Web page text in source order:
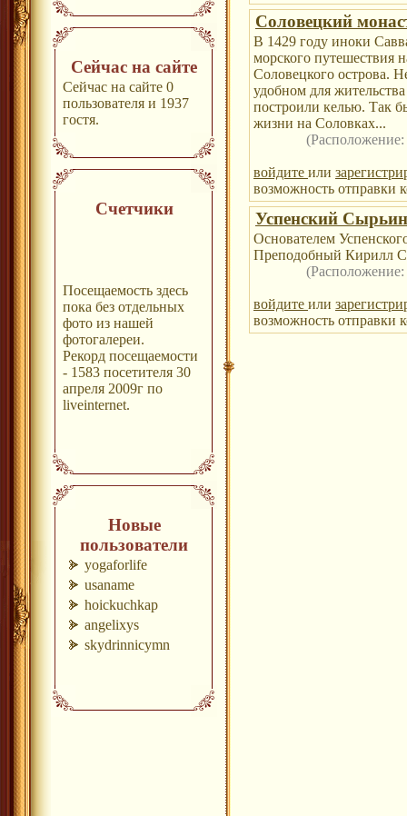
Сейчас на сайте
Сейчас на сайте 0
пользователя и 1937
гостя.
Счетчики
Посещаемость здесь
пока без отдельных
фото из нашей
фотогалереи.
Рекорд посещаемости
- 1583 посетителя 30
апреля 2009г по
liveinternet.
Новые
пользователи
yogaforlife
usaname
hoickuchkap
angelixys
skydrinnicymn
Соловецкий
В 1429 году иноки
морского путешествия
Соловецкого острова.
удобном для
построили келью. Так
жизни на Соловках...
(Расположение:
войдите или
возможность отправки
Успенский
Основателем
Преподобный Кирилл
(Расположение:
войдите или
возможность отправки